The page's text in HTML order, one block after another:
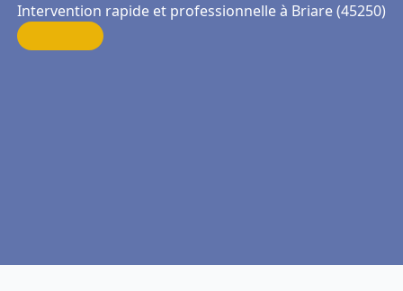
Intervention rapide et professionnelle à Briare (45250)